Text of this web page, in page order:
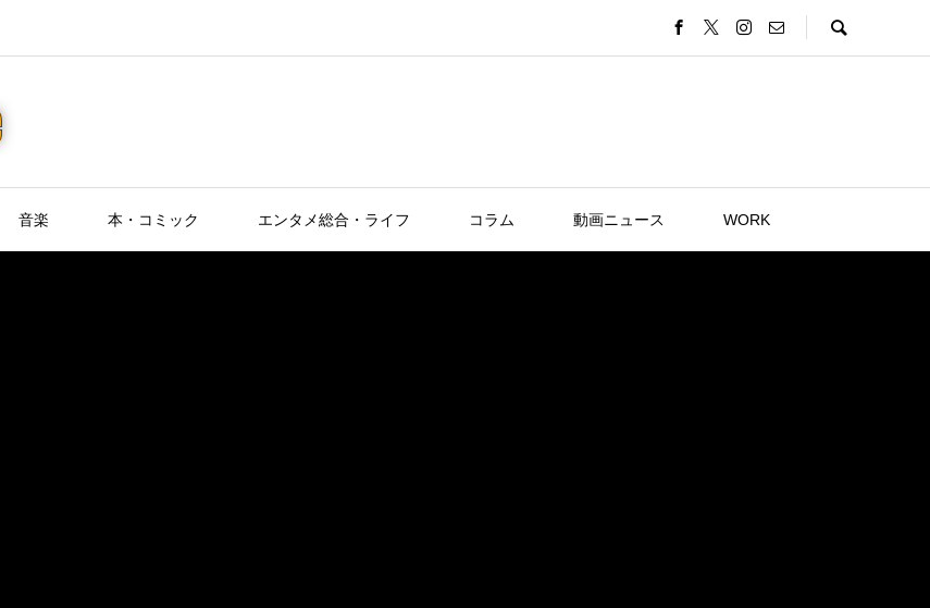
音楽 本・コミック エンタメ総合・ライフ コラム 動画ニュース WORK